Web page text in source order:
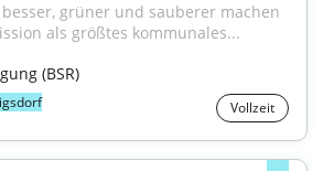
grüner und sauberer machen
als größtes kommunales...
(BSR)
Vollzeit